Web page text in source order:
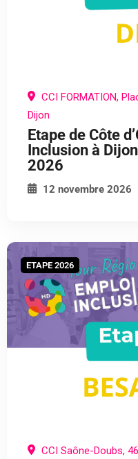
CCI FORMATION,
Dijon
Etape de Côte
Inclusion à
2026
12 novembre 2026
ETAPE 2026
CCI Saône-Doubs,